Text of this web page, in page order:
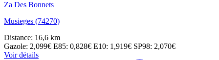
Za Des Bonnets
Musieges (74270)
Distance: 16,6 km
Gazole: 2,099€ E85: 0,828€ E10: 1,919€ SP98: 2,070€
Voir détails